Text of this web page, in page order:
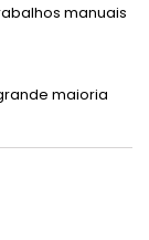
manuais
maioria